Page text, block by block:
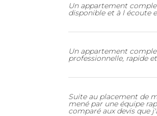
Un appartement
disponible et à l écoute
Un appartement
professionnelle, rapide
Suite au placement de
mené par une équipe
comparé aux devis que